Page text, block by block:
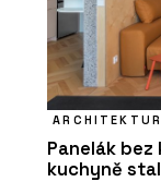
Panelák
kuchyně